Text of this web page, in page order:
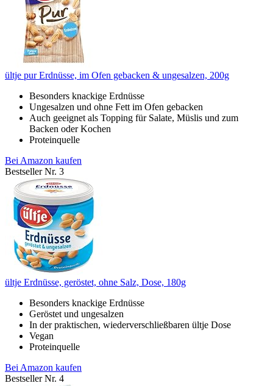
ültje pur Erdnüsse, im Ofen gebacken & ungesalzen, 200g
Besonders knackige Erdnüsse
Ungesalzen und ohne Fett im Ofen gebacken
Auch geeignet als Topping für Salate, Müslis und zum
Backen oder Kochen
Proteinquelle
Bei Amazon kaufen
Bestseller Nr. 3
ültje Erdnüsse, geröstet, ohne Salz, Dose, 180g
Besonders knackige Erdnüsse
Geröstet und ungesalzen
In der praktischen, wiederverschließbaren ültje Dose
Vegan
Proteinquelle
Bei Amazon kaufen
Bestseller Nr. 4